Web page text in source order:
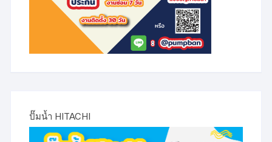
ปั๊มน้ำ HITACHI